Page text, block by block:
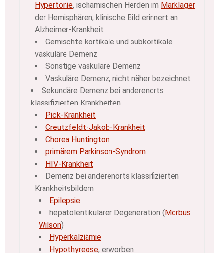
Hypertonie, ischämischen Herden im Marklager
der Hemisphären, klinische Bild erinnert an
Alzheimer-Krankheit
Gemischte kortikale und subkortikale
vaskuläre Demenz
Sonstige vaskuläre Demenz
Vaskuläre Demenz, nicht näher bezeichnet
Sekundäre Demenz bei anderenorts
klassifizierten Krankheiten
Pick-Krankheit
Creutzfeldt-Jakob-Krankheit
Chorea Huntington
primärem Parkinson-Syndrom
HIV-Krankheit
Demenz bei anderenorts klassifizierten
Krankheitsbildern
Epilepsie
hepatolentikulärer Degeneration (Morbus
Wilson)
Hyperkalziämie
Hypothyreose, erworben